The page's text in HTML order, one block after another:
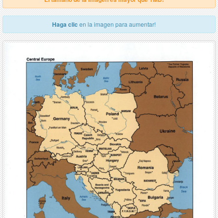
Haga clic en la imagen para aumentar!